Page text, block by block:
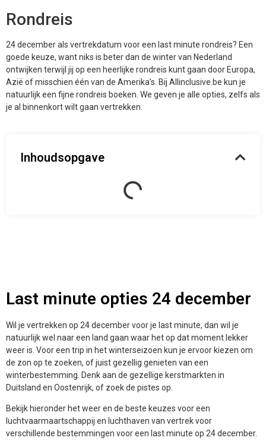
Rondreis
24 december als vertrekdatum voor een last minute rondreis? Een
goede keuze, want niks is beter dan de winter van Nederland
ontwijken terwijl jij op een heerlijke rondreis kunt gaan door Europa,
Azië of misschien één van de Amerika’s. Bij Allinclusive.be kun je
natuurlijk een fijne rondreis boeken. We geven je alle opties, zelfs als
je al binnenkort wilt gaan vertrekken.
Inhoudsopgave
Last minute opties 24 december
Wil je vertrekken op 24 december voor je last minute, dan wil je
natuurlijk wel naar een land gaan waar het op dat moment lekker
weer is. Voor een trip in het winterseizoen kun je ervoor kiezen om
de zon op te zoeken, of juist gezellig genieten van een
winterbestemming. Denk aan de gezellige kerstmarkten in
Duitsland en Oostenrijk, of zoek de pistes op.
Bekijk hieronder het weer en de beste keuzes voor een
luchtvaarmaartschappij en luchthaven van vertrek voor
verschillende bestemmingen voor een last minute op 24 december.